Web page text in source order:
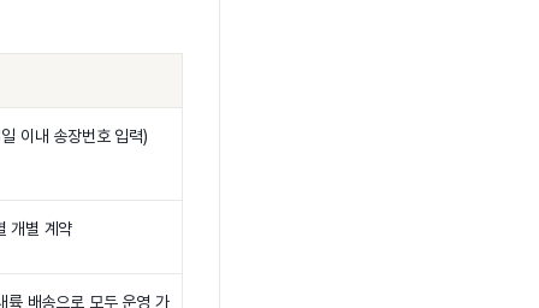
이내 송장번호 입력)
개별 계약
륙 배송으로 모두 운영 가